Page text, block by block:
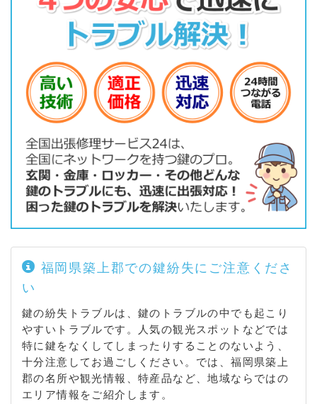
福岡県築上郡での鍵紛失にご注意くださ
い
鍵の紛失トラブルは、鍵のトラブルの中でも起こり
やすいトラブルです。人気の観光スポットなどでは
特に鍵をなくしてしまったりすることのないよう、
十分注意してお過ごしください。では、福岡県築上
郡の名所や観光情報、特産品など、地域ならではの
エリア情報をご紹介します。